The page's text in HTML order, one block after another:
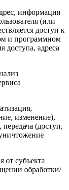
информация
(или
доступ к
и программном
доступа, адреса
изменение),
(доступ,
от субъекта
обработки/